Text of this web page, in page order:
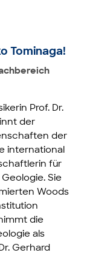
Tominaga!
Prof. Dr.
der
der
international
für
Sie
Woods
die
als
Gerhard